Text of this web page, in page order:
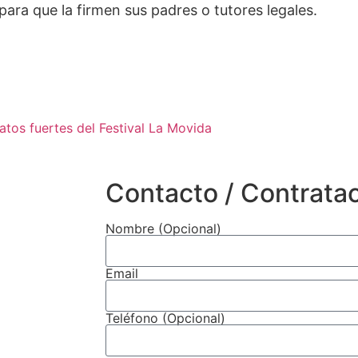
que la firmen sus padres o tutores legales.
fuertes del Festival La Movida
Contacto /
Nombre (Opcional)
Email
Teléfono (Opcional)